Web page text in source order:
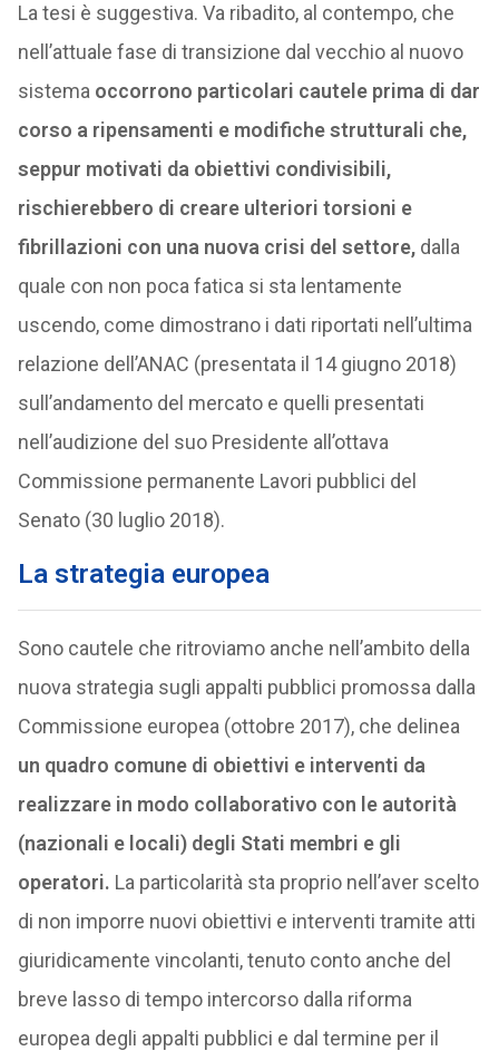
La tesi è suggestiva. Va ribadito, al contempo, che
nell’attuale fase di transizione dal vecchio al nuovo
sistema occorrono particolari cautele prima di dar
corso a ripensamenti e modifiche strutturali che,
seppur motivati da obiettivi condivisibili,
rischierebbero di creare ulteriori torsioni e
fibrillazioni con una nuova crisi del settore,dalla
quale con non poca fatica si sta lentamente
uscendo, come dimostrano i dati riportati nell’ultima
relazione dell’ANAC (presentata il 14 giugno 2018)
sull’andamento del mercato e quelli presentati
nell’audizione del suo Presidente all’ottava
Commissione permanente Lavori pubblici del
Senato (30 luglio 2018).
La strategia europea
Sono cautele che ritroviamo anche nell’ambito della
nuova strategia sugli appalti pubblici promossa dalla
Commissione europea (ottobre 2017), che delinea
un quadro comune di obiettivi e interventi da
realizzare in modo collaborativo con le autorità
(nazionali e locali) degli Stati membri e gli
operatori. La particolarità sta proprio nell’aver scelto
di non imporre nuovi obiettivi e interventi tramite atti
giuridicamente vincolanti, tenuto conto anche del
breve lasso di tempo intercorso dalla riforma
europea degli appalti pubblici e dal termine per il